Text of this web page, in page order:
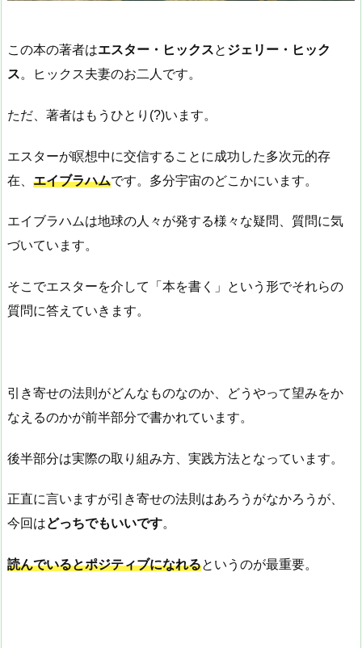
この本の著者はエスター・ヒックスと ジェリー・ヒック
ス。ヒックス夫妻のお二人です。
ただ、著者はもうひとり(?)います。
エスターが瞑想中に交信することに成功した多次元的存
在、 エイブラハムです。多分宇宙のどこかにいます。
エイブラハムは地球の人々が発する様々な疑問、質問に気
づいています。
そこでエスターを介して「本を書く」という形でそれらの
質問に答えていきます。
引き寄せの法則がどんなものなのか、どうやって望みをか
なえるのかが前半部分で書かれています。
後半部分は実際の取り組み方、実践方法となっています。
正直に言いますが引き寄せの法則はあろうがなかろうが、
今回はどっちでもいいです。
読んでいるとポジティブになれるというのが最重要。